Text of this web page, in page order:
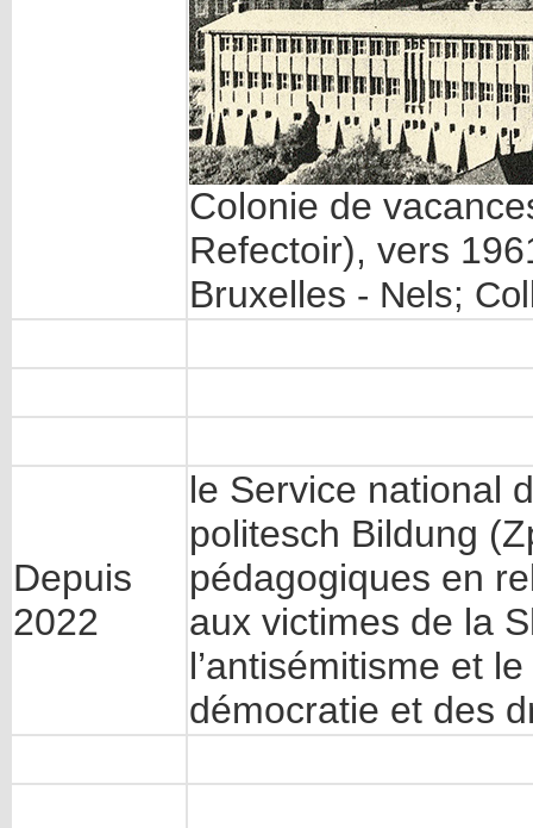
Colonie de
Refectoir), vers
Bruxelles - Nels;
Depuis
2022
le Service national
politesch Bildung
pédagogiques en
aux victimes de la
l’antisémitisme et
démocratie et des